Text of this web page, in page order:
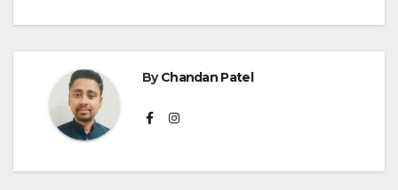
ByChandan Patel